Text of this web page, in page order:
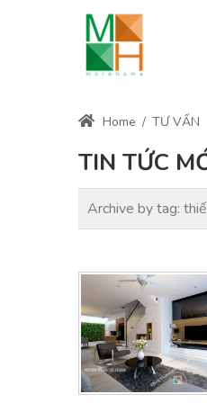
Home / TƯ VẤN
TIN TỨC
Archive by tag: